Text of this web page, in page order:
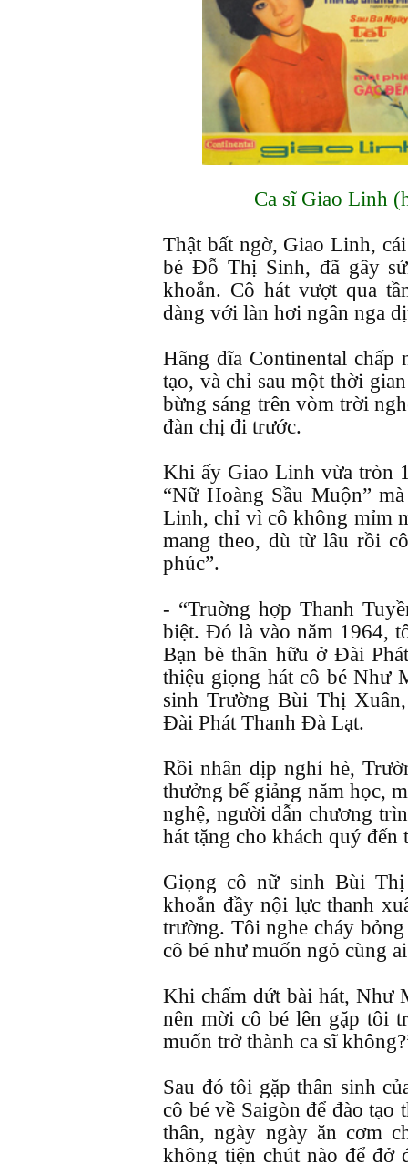
Ca sĩ Giao Linh
Thật bất ngờ, Giao Linh,
bé Đỗ Thị Sinh, đã gây
khoắn. Cô hát vượt qua
dàng với làn hơi ngân nga
Hãng dĩa Continental chấp
tạo, và chỉ sau một thời
bừng sáng trên vòm trời
đàn chị đi trước.
Khi ấy Giao Linh vừa tròn
“Nữ Hoàng Sầu Muộn”
Linh, chỉ vì cô không mỉm
mang theo, dù từ lâu rồi
phúc”.
- “Truờng hợp Thanh
biệt. Đó là vào năm 1964,
Bạn bè thân hữu ở Đài
thiệu giọng hát cô bé Như
sinh Trường Bùi Thị
Đài Phát Thanh Đà Lạt.
Rồi nhân dịp nghỉ hè,
thưởng bế giảng năm học,
nghệ, người dẫn chương
hát tặng cho khách quý đến
Giọng cô nữ sinh Bùi
khoắn đầy nội lực thanh
trường. Tôi nghe cháy
cô bé như muốn ngỏ cùng
Khi chấm dứt bài hát, Như
nên mời cô bé lên gặp tôi
muốn trở thành ca sĩ
Sau đó tôi gặp thân sinh
cô bé về Saigòn để đào
thân, ngày ngày ăn cơm
không tiện chút nào để đở